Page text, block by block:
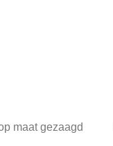
maat gezaagd